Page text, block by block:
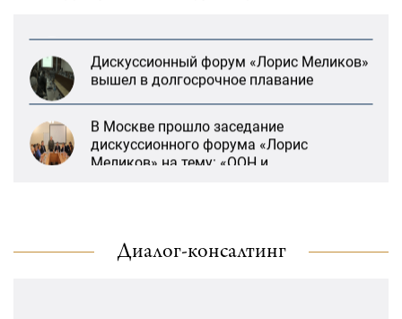
Дискуссионный форум «Лорис Меликов»
вышел в долгосрочное плавание
В Москве прошло заседание
дискуссионного форума «Лорис
Меликов» на тему: «ООН и
предотвращение геноцидов»
Дискуссионный форум «Лорис Меликов»
Диалог-консалтинг
«Литературная Армения» продолжит